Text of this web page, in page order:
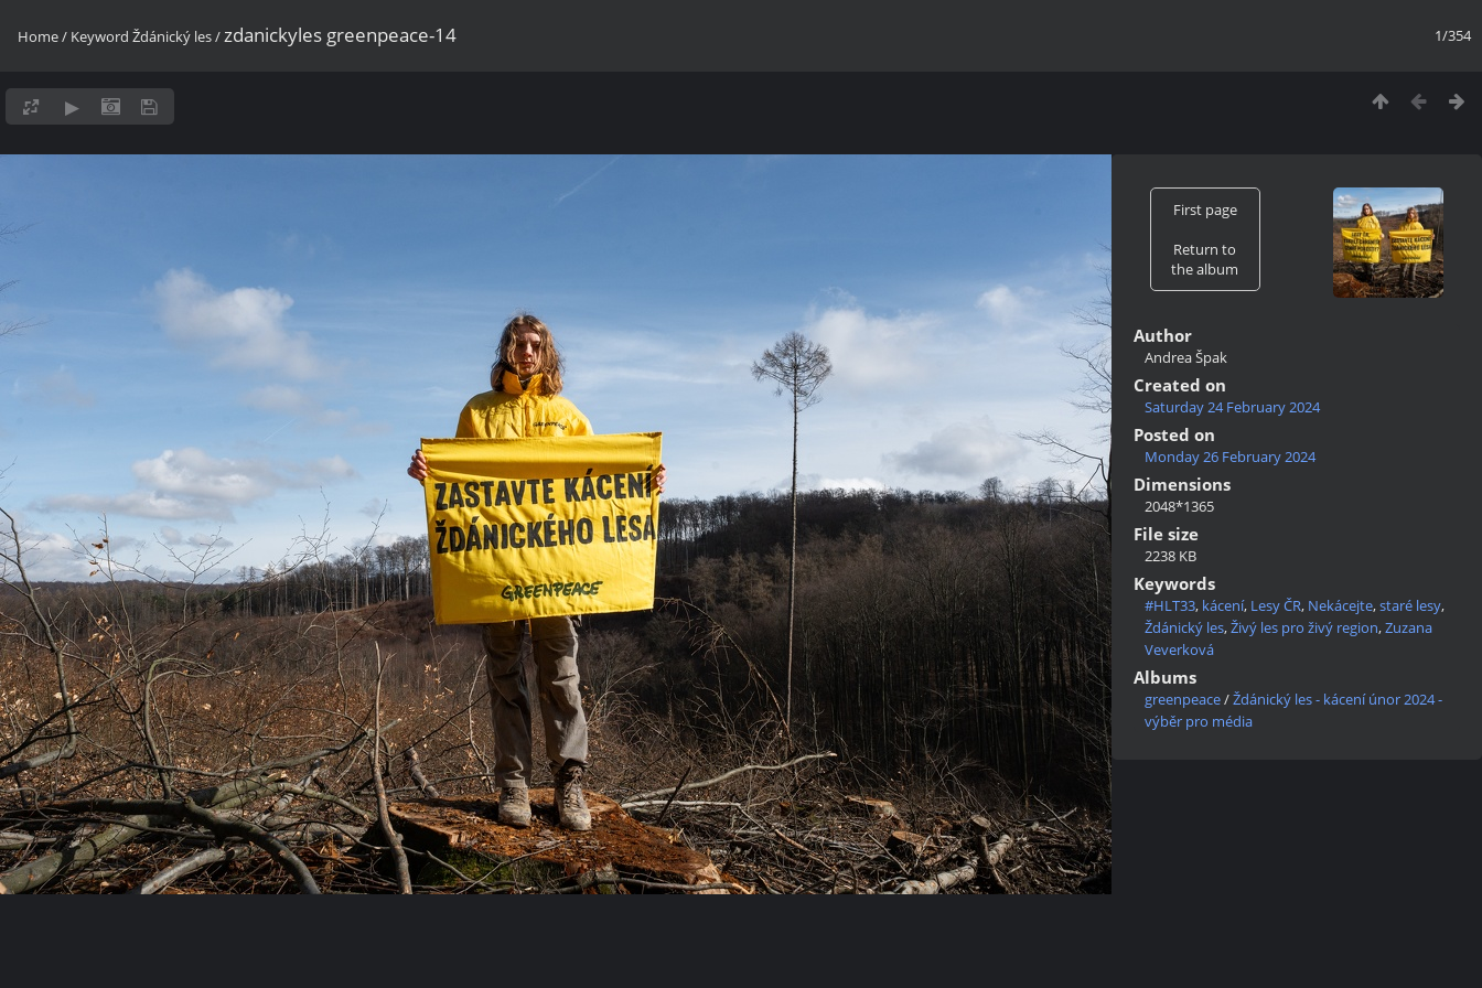
1/354
Home/ Keyword Ždánický les/zdanickyles greenpeace-14
First page
Return to
the album
Author
Andrea Špak
Created on
Saturday 24 February 2024
Posted on
Monday 26 February 2024
Dimensions
2048*1365
File size
2238 KB
Keywords
#HLT33, kácení, Lesy ČR, Nekácejte,staré lesy,
Ždánický les,Živý les pro živý region,Zuzana
Veverková
Albums
greenpeace/Ždánický les - kácení únor 2024 -
výběr pro média